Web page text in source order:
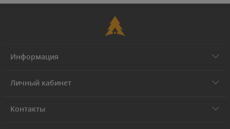
Информация
Личный кабинет
Контакты